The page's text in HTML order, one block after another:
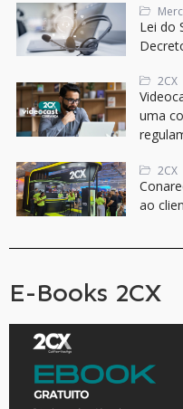
Lei do
2CX
uma
2CX
ao
E-Books 2CX